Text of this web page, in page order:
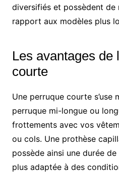
diversifiés et possèdent de
rapport aux modèles plus
Les avantages de
courte
Une perruque courte s’use
perruque mi-longue ou
frottements avec vos
ou cols. Une prothèse
possède ainsi une durée
plus adaptée à des